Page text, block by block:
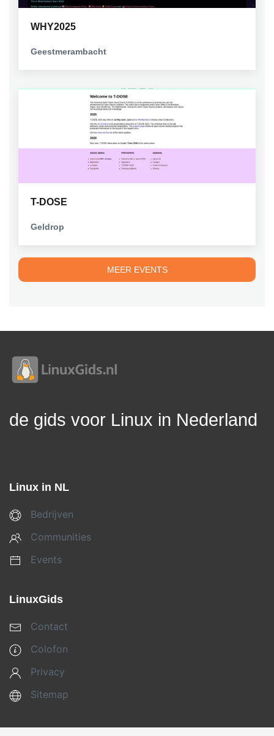
WHY2025
Geestmerambacht
T-DOSE
Geldrop
MEER EVENTS
de gids voor Linux in Nederland
Linux in NL
Bedrijven
Communities
Events
LinuxGids
Contact
Colofon
Privacy
Sitemap